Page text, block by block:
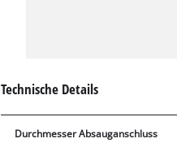
Technische Details
Durchmesser Absauganschluss